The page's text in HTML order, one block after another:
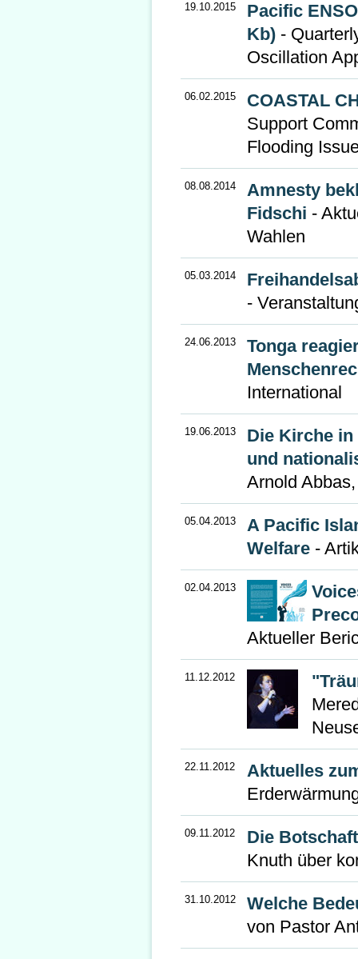
19.10.2015
Pacific
Kb) -
Oscillation
06.02.2015
COASTAL
Support
Flooding
08.08.2014
Amnesty
Fidschi -
Wahlen
05.03.2014
-
24.06.2013
Tonga
International
19.06.2013
Die Kirche
und
Arnold
05.04.2013
A Pacific
Welfare -
02.04.2013
Aktueller
11.12.2012
22.11.2012
Aktuelles
09.11.2012
Die
Knuth über
31.10.2012
Welche
von Pastor